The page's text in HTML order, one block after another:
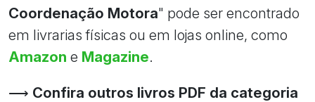
Coordenação Motora" pode ser encontrado
em livrarias físicas ou em lojas online, como
Amazon e Magazine.
⟶ Confira outros livros PDF da categoria